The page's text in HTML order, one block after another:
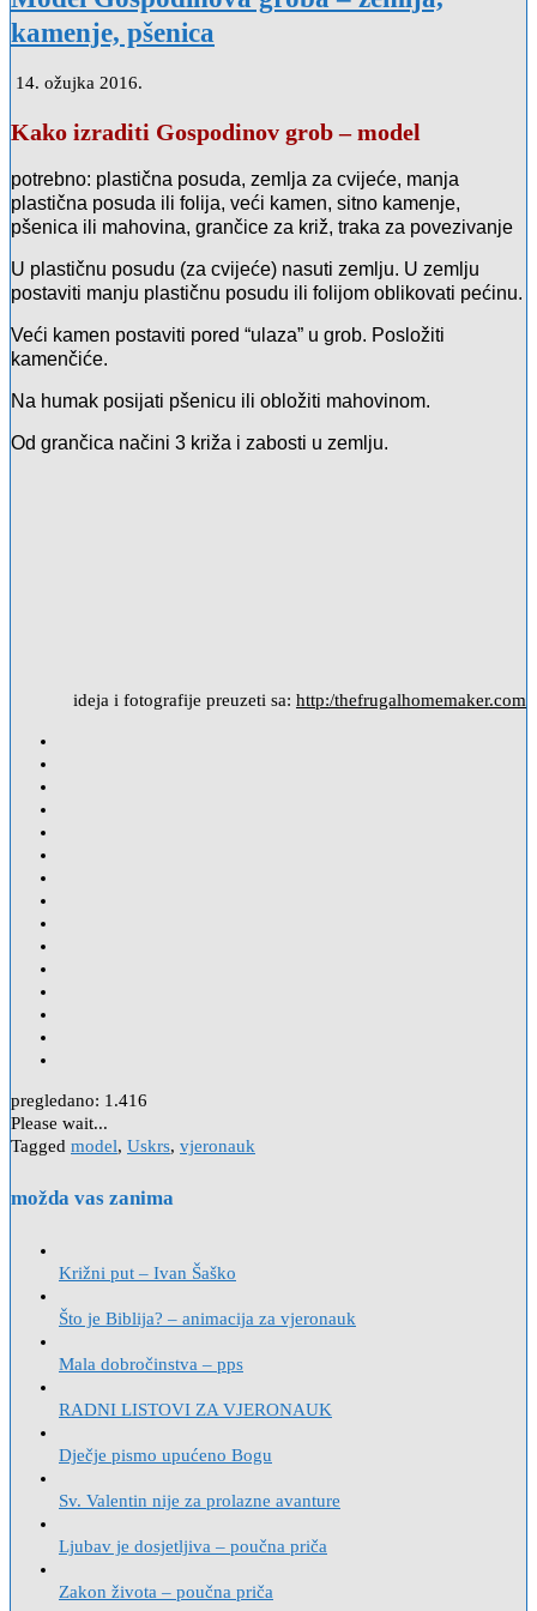
kamenje, pšenica
14. ožujka 2016.
Kako izraditi Gospodinov grob – model
potrebno: plastična posuda, zemlja za cvijeće, manja
plastična posuda ili folija, veći kamen, sitno kamenje,
pšenica ili mahovina, grančice za križ, traka za povezivanje
U plastičnu posudu (za cvijeće) nasuti zemlju. U zemlju
postaviti manju plastičnu posudu ili folijom oblikovati pećinu.
Veći kamen postaviti pored “ulaza” u grob. Posložiti
kamenčiće.
Na humak posijati pšenicu ili obložiti mahovinom.
Od grančica načini 3 križa i zabosti u zemlju.
ideja i fotografije preuzeti sa: http:/thefrugalhomemaker.com
pregledano: 1.416
Please wait...
Tagged model, Uskrs, vjeronauk
možda vas zanima
Križni put – Ivan Šaško
Što je Biblija? – animacija za vjeronauk
Mala dobročinstva – pps
RADNI LISTOVI ZA VJERONAUK
Dječje pismo upućeno Bogu
Sv. Valentin nije za prolazne avanture
Ljubav je dosjetljiva – poučna priča
Zakon života – poučna priča